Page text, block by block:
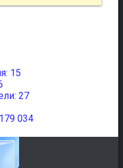
15
27
179 034